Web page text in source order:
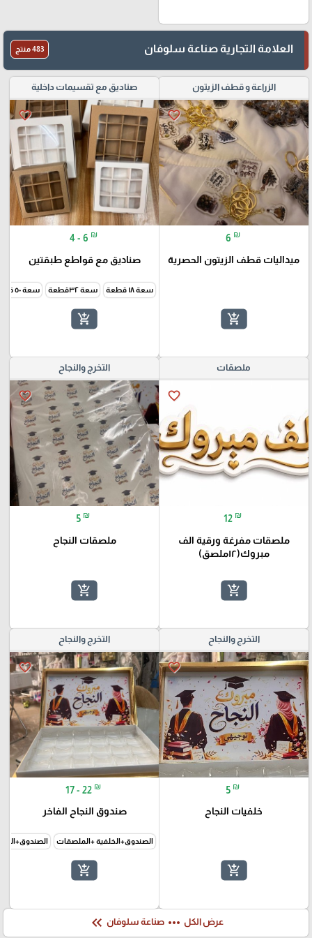
العلامة التجارية صناعة سلوفان 483 منتج
الزراعة و قطف الزيتون
favorite_border
6 ₪
ميداليات قطف الزيتون الحصرية
add_shopping_cart
صناديق مع تقسيمات داخلية
favorite_border
4 - 6 ₪
صناديق مع قواطع طبقتين
سعة ١٨ قطعة سعة ٣٢قطعة سعة ٥٠ قطعة
add_shopping_cart
ملصقات
favorite_border
12 ₪
ملصقات مفرغة ورقية الف
مبروك(١٢ملصق)
add_shopping_cart
التخرج والنجاح
favorite_border
5 ₪
ملصقات النجاح
add_shopping_cart
التخرج والنجاح
favorite_border
5 ₪
خلفيات النجاح
add_shopping_cart
التخرج والنجاح
favorite_border
17 - 22 ₪
صندوق النجاح الفاخر
الصندوق+الخلفية +الملصقات
add_shopping_cart
عرض الكل more_horiz صناعة سلوفان keyboard_double_arrow_left